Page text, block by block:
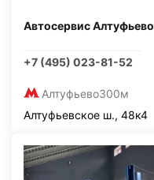
Автосервис Алтуфьево
+7 (495) 023-81-52
Алтуфьево300м
Алтуфьевское ш., 48к4